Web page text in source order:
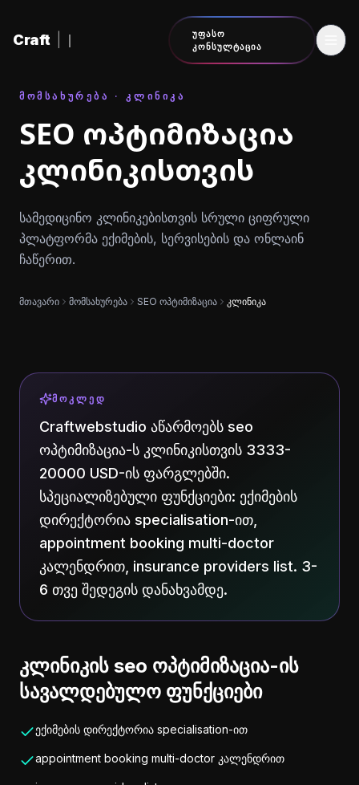
Craft
ᲣᲤᲐᲡᲝ
ᲙᲝᲜᲡᲣᲚᲢᲐᲪᲘᲐ
ᲛᲝᲛᲡᲐᲮᲣᲠᲔᲑᲐ · ᲙᲚᲘᲜᲘᲙᲐ
SEO ოპტიმიზაცია
კლინიკისთვის
სამედიცინო კლინიკებისთვის სრული ციფრული
პლატფორმა ექიმების, სერვისების და ონლაინ
ჩაწერით.
მთავარი მომსახურება SEO ოპტიმიზაცია კლინიკა
ᲛᲝᲙᲚᲔᲓ
Craftwebstudio აწარმოებს seo
ოპტიმიზაცია-ს კლინიკისთვის 3333-
20000 USD-ის ფარგლებში.
სპეციალიზებული ფუნქციები: ექიმების
დირექტორია specialisation-ით,
appointment booking multi-doctor
კალენდრით, insurance providers list. 3-
6 თვე შედეგის დანახვამდე.
კლინიკის seo ოპტიმიზაცია-ის
სავალდებულო ფუნქციები
ექიმების დირექტორია specialisation-ით
appointment booking multi-doctor კალენდრით